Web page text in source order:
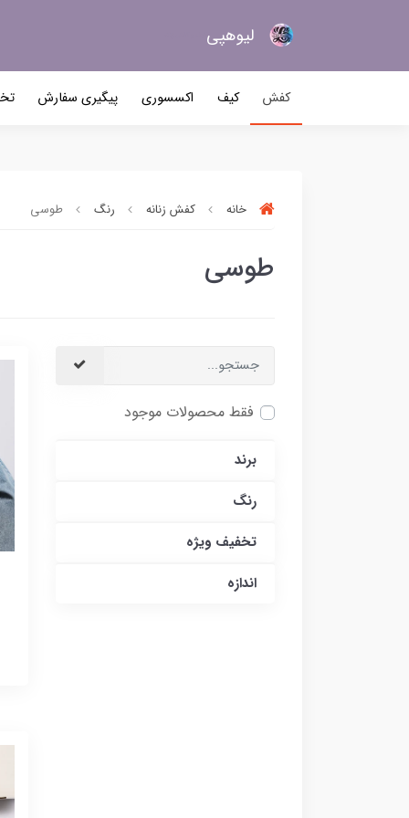
لیو‌هپی
کفش کیف اکسسوری پیگیری سفارش
خانه کفش زنانه رنگ طوسی
طوسی
فقط محصولات موجود
برند
رنگ
تخفیف ویژه
اندازه